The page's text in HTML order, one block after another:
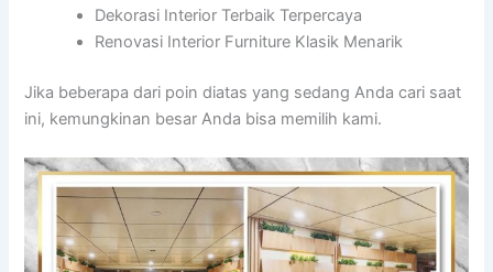
Dekorasi Interior Terbaik Terpercaya
Renovasi Interior Furniture Klasik Menarik
Jika beberapa dari poin diatas yang sedang Anda cari saat
ini, kemungkinan besar Anda bisa memilih kami.